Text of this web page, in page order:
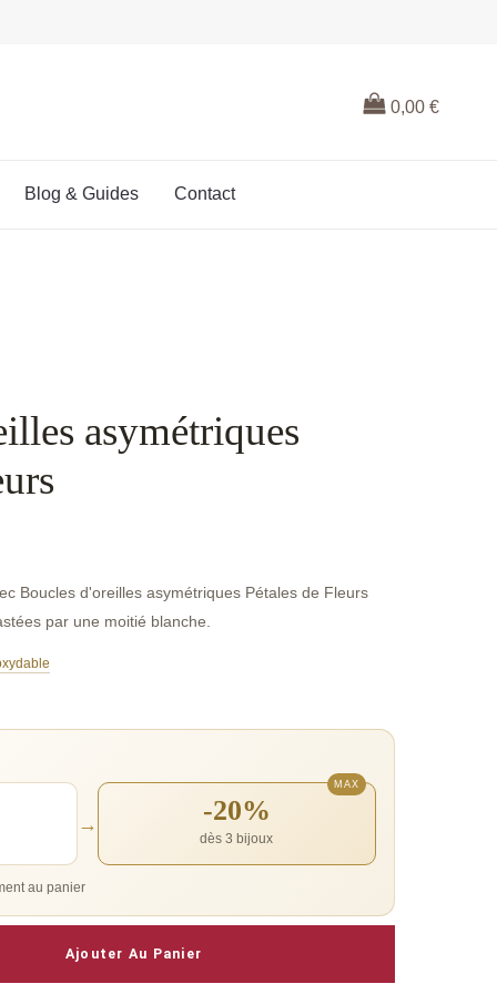
0,00 €
Blog & Guides Contact
asymétriques
Boucles d'oreilles asymétriques Pétales de Fleurs
par une moitié blanche.
→ -20%
dès 3 bijoux
au panier
Ajouter Au Panier